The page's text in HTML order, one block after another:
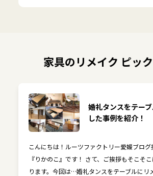
家具のリメイク ピッ
婚礼タンスをテー
した事例を紹介！
こんにちは！ルーツファクトリー愛媛ブロ
『りかのこ』です！ さて、ご挨拶もそこそ
ります。今回は…婚礼タンスをテーブルにリ